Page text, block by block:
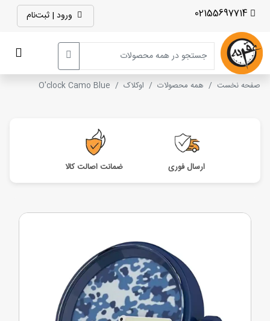
ورود | ثبت‌نام
صفحه نخست همه محصولات اوکلاک O'clock Camo Blue
ارسال فوری ضمانت اصالت کالا